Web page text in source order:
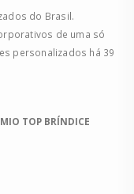
do Brasil.
de uma só
personalizados há 39
TOP BRÍNDICE